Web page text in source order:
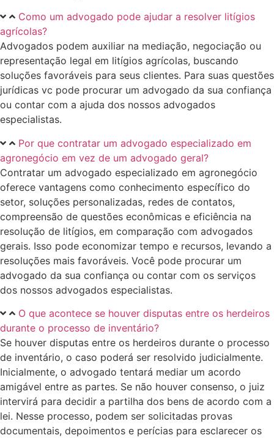
Como um advogado pode ajudar a resolver litígios
agrícolas?
Advogados podem auxiliar na mediação, negociação ou
representação legal em litígios agrícolas, buscando
soluções favoráveis para seus clientes. Para suas questões
jurídicas vc pode procurar um advogado da sua confiança
ou contar com a ajuda dos nossos advogados
especialistas.
Por que contratar um advogado especializado em
agronegócio em vez de um advogado geral?
Contratar um advogado especializado em agronegócio
oferece vantagens como conhecimento específico do
setor, soluções personalizadas, redes de contatos,
compreensão de questões econômicas e eficiência na
resolução de litígios, em comparação com advogados
gerais. Isso pode economizar tempo e recursos, levando a
resoluções mais favoráveis. Você pode procurar um
advogado da sua confiança ou contar com os serviços
dos nossos advogados especialistas.
O que acontece se houver disputas entre os herdeiros
durante o processo de inventário?
Se houver disputas entre os herdeiros durante o processo
de inventário, o caso poderá ser resolvido judicialmente.
Inicialmente, o advogado tentará mediar um acordo
amigável entre as partes. Se não houver consenso, o juiz
intervirá para decidir a partilha dos bens de acordo com a
lei. Nesse processo, podem ser solicitadas provas
documentais, depoimentos e perícias para esclarecer os